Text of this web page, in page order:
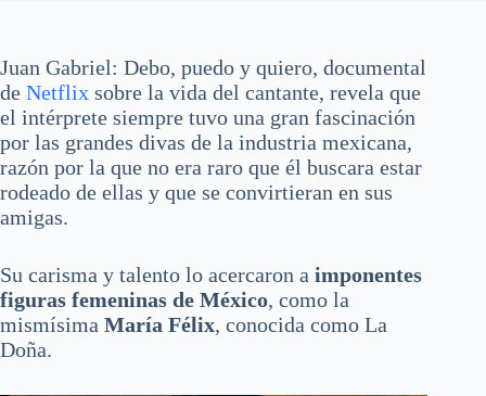
Juan Gabriel: Debo, puedo y quiero, documental
de Netflix sobre la vida del cantante, revela que
el intérprete siempre tuvo una gran fascinación
por las grandes divas de la industria mexicana,
razón por la que no era raro que él buscara estar
rodeado de ellas y que se convirtieran en sus
amigas.
Su carisma y talento lo acercaron a imponentes
figuras femeninas de México, como la
mismísima María Félix, conocida como La
Doña.